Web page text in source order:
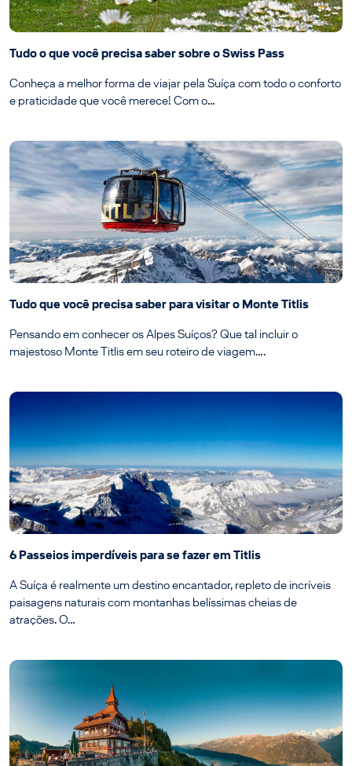
Tudo o que você precisa saber sobre o Swiss Pass
Conheça a melhor forma de viajar pela Suíça com todo o conforto
e praticidade que você merece! Com o…
Tudo que você precisa saber para visitar o Monte Titlis
Pensando em conhecer os Alpes Suíços? Que tal incluir o
majestoso Monte Titlis em seu roteiro de viagem….
6 Passeios imperdíveis para se fazer em Titlis
A Suíça é realmente um destino encantador, repleto de incríveis
paisagens naturais com montanhas belíssimas cheias de
atrações. O…